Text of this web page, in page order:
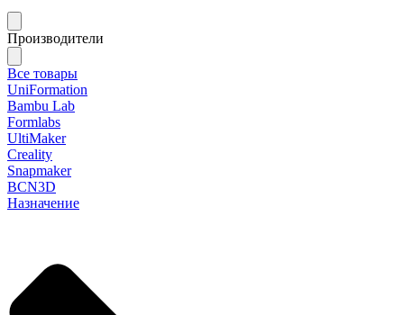
Производители
Все товары
UniFormation
Bambu Lab
Formlabs
UltiMaker
Creality
Snapmaker
BCN3D
Назначение